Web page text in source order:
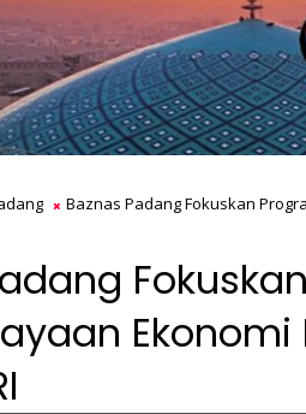
Baznas Padang Fokuskan